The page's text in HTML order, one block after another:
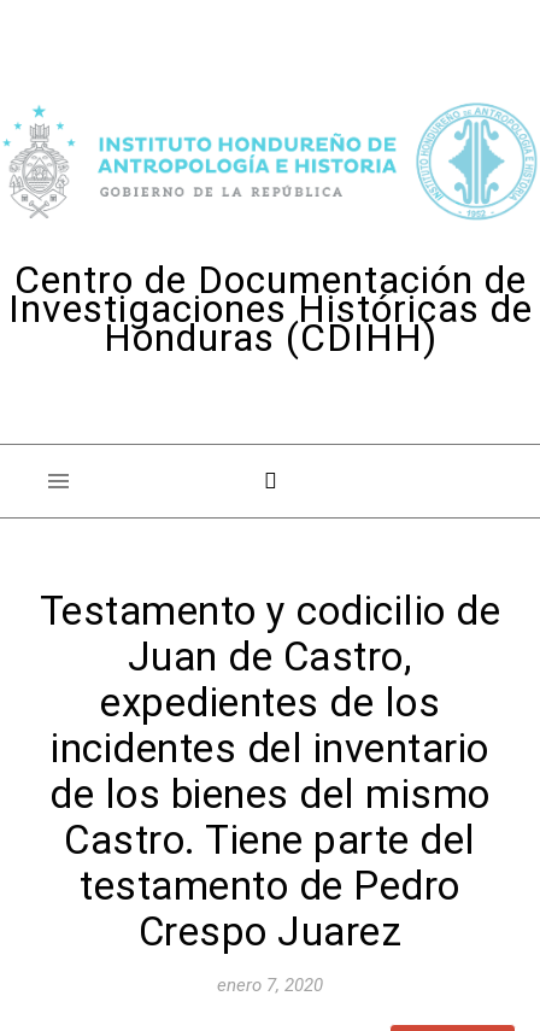
Centro de Documentación de
Investigaciones Históricas de
Honduras (CDIHH)
Testamento y codicilio de
Juan de Castro,
expedientes de los
incidentes del inventario
de los bienes del mismo
Castro. Tiene parte del
testamento de Pedro
Crespo Juarez
enero 7, 2020